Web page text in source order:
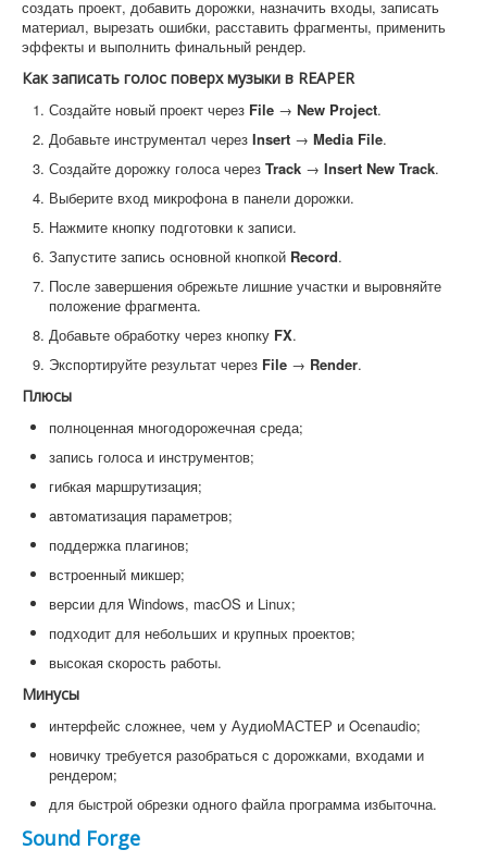
создать проект, добавить дорожки, назначить входы, записать
материал, вырезать ошибки, расставить фрагменты, применить
эффекты и выполнить финальный рендер.
Как записать голос поверх музыки в REAPER
Создайте новый проект через File → New Project.
Добавьте инструментал через Insert → Media File.
Создайте дорожку голоса через Track → Insert New Track.
Выберите вход микрофона в панели дорожки.
Нажмите кнопку подготовки к записи.
Запустите запись основной кнопкой Record.
После завершения обрежьте лишние участки и выровняйте
положение фрагмента.
Добавьте обработку через кнопку FX.
Экспортируйте результат через File → Render.
Плюсы
полноценная многодорожечная среда;
запись голоса и инструментов;
гибкая маршрутизация;
автоматизация параметров;
поддержка плагинов;
встроенный микшер;
версии для Windows, macOS и Linux;
подходит для небольших и крупных проектов;
высокая скорость работы.
Минусы
интерфейс сложнее, чем у АудиоМАСТЕР и Ocenaudio;
новичку требуется разобраться с дорожками, входами и
рендером;
для быстрой обрезки одного файла программа избыточна.
Sound Forge